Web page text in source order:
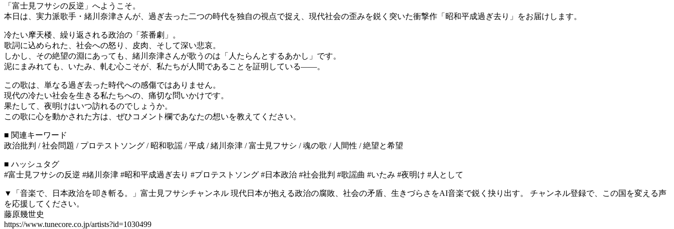
「富士見フサシの反逆」へようこそ。
本日は、実力派歌手・緒川奈津さんが、過ぎ去った二つの時代を独自の視点で捉え、現代社会の歪みを鋭く突いた衝撃作「昭和平成過ぎ去り」をお届けします。
冷たい摩天楼、繰り返される政治の「茶番劇」。
歌詞に込められた、社会への怒り、皮肉、そして深い悲哀。
しかし、その絶望の淵にあっても、緒川奈津さんが歌うのは「人たらんとするあかし」です。
泥にまみれても、いたみ、軋む心こそが、私たちが人間であることを証明している――。
この歌は、単なる過ぎ去った時代への感傷ではありません。
現代の冷たい社会を生きる私たちへの、痛切な問いかけです。
果たして、夜明けはいつ訪れるのでしょうか。
この歌に心を動かされた方は、ぜひコメント欄であなたの想いを教えてください。
■ 関連キーワード
政治批判 / 社会問題 / プロテストソング / 昭和歌謡 / 平成 / 緒川奈津 / 富士見フサシ / 魂の歌 / 人間性 / 絶望と希望
■ ハッシュタグ
#富士見フサシの反逆 #緒川奈津 #昭和平成過ぎ去り #プロテストソング #日本政治 #社会批判 #歌謡曲 #いたみ #夜明け #人として
▼「音楽で、日本政治を叩き斬る。」富士見フサシチャンネル 現代日本が抱える政治の腐敗、社会の矛盾、生きづらさをAI音楽で鋭く抉り出す。 チャンネル登録で、この国を変える声
を応援してください。
藤原幾世史
https://www.tunecore.co.jp/artists?id=1030499